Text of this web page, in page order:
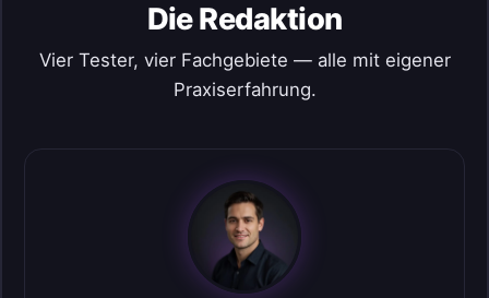
Die Redaktion
Vier Tester, vier Fachgebiete — alle mit eigener
Praxiserfahrung.